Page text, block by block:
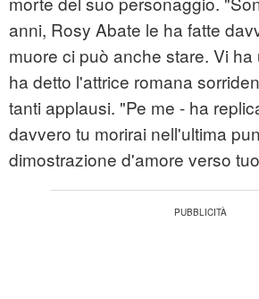
anni, Rosy Abate le ha fatte
muore ci può anche stare. Vi
ha detto l'attrice romana
tanti applausi. "Pe me - ha
davvero tu morirai nell'ultima
dimostrazione d'amore verso